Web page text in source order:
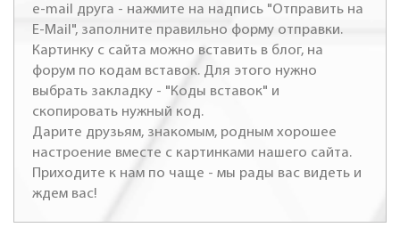
e-mail друга - нажмите на надпись "Отправить на
E-Mail", заполните правильно форму отправки.
Картинку с сайта можно вставить в блог, на
форум по кодам вставок. Для этого нужно
выбрать закладку - "Коды вставок" и
скопировать нужный код.
Дарите друзьям, знакомым, родным хорошее
настроение вместе с картинками нашего сайта.
Приходите к нам по чаще - мы рады вас видеть и
ждем вас!